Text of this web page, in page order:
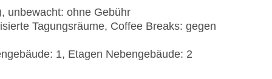
unbewacht: ohne Gebühr
Tagungsräume, Coffee Breaks: gegen
1, Etagen Nebengebäude: 2